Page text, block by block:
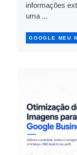
informações
uma ...
GOOGLE MEU